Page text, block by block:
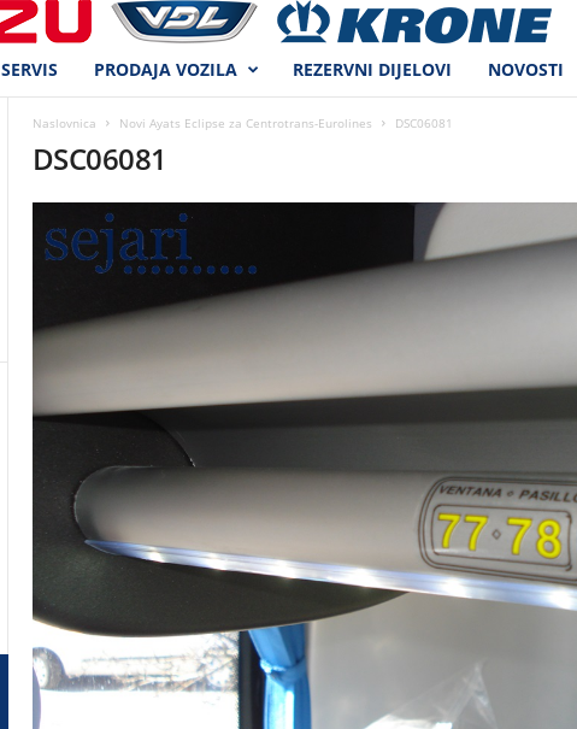
SERVIS PRODAJA VOZILA REZERVNI DIJELOVI NOVOSTI
Naslovnica Novi Ayats Eclipse za Centrotrans-Eurolines DSC06081
DSC06081